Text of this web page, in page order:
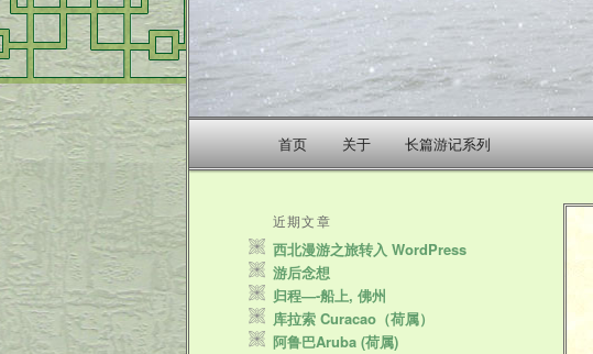
主
页
跳
主
内
跳
副
内
首页 关于 长篇游记系列
近期文章
西北漫游之旅转入 WordPress
游后念想
归程—-船上, 佛州
库拉索 Curacao（荷属）
阿鲁巴Aruba (荷属)